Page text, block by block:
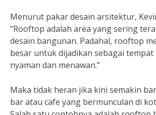
Menurut pakar desain arsitektur,
“Rooftop adalah area yang sering
desain bangunan. Padahal, rooftop
besar untuk dijadikan sebagai
nyaman dan menawan.”
Maka tidak heran jika kini semakin
bar atau cafe yang bermunculan di